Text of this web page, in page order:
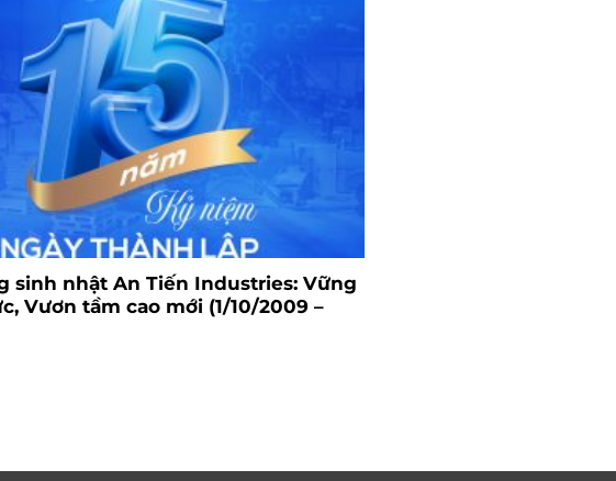
sinh nhật An Tiến Industries: Vững
Vươn tầm cao mới (1/10/2009 –